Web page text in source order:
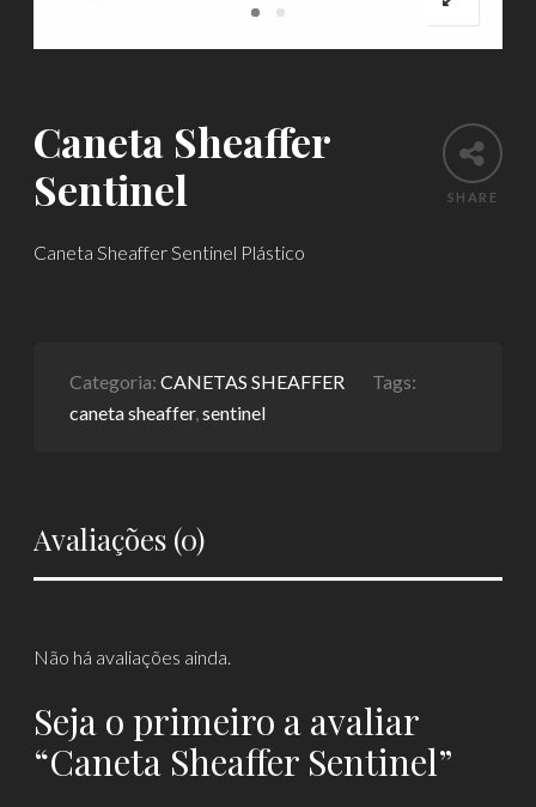
SHARE
Caneta Sheaffer
Sentinel
Caneta Sheaffer Sentinel Plástico
Categoria:CANETAS SHEAFFER
Tags:
caneta sheaffer,sentinel
Avaliações (0)
Não há avaliações ainda.
Seja o primeiro a avaliar
“Caneta Sheaffer Sentinel”